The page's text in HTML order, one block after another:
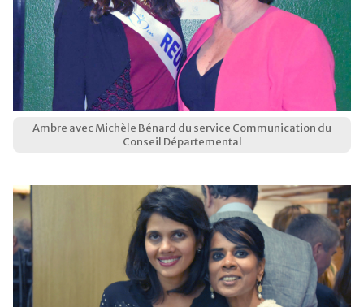
Ambre avec Michèle Bénard du service Communication du
Conseil Départemental